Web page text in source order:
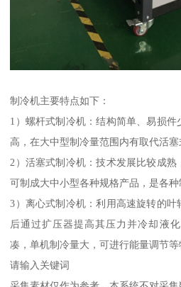
制冷机主要特点如下：
1）螺杆式制冷机：结构简单、易损
高，在大中型制冷量范围内有取代活塞
2）活塞式制冷机：技术发展比较成熟
可制成大中小型各种规格产品，是各种
3）离心式制冷机：利用高速旋转的
后通过扩压器提高其压力并冷却液
凑，单机制冷量大，可进行能量调节等
请输入关键词